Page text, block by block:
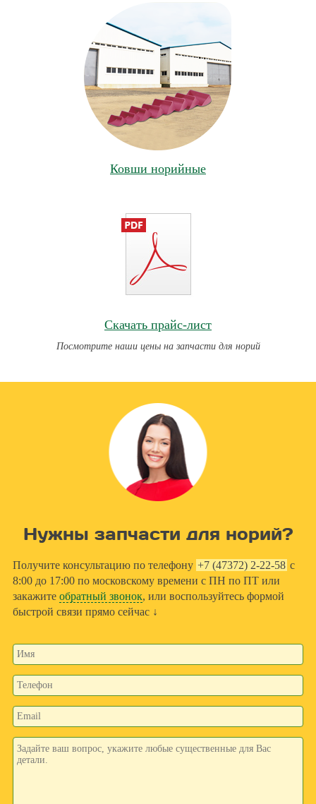
Ковши норийные
Скачать прайс-лист
Посмотрите наши цены на запчасти для норий
Нужны запчасти для норий?
Получите консультацию по телефону +7 (47372) 2-22-58 с
8:00 до 17:00 по московскому времени с ПН по ПТ или
закажите обратный звонок, или воспользуйтесь формой
быстрой связи прямо сейчас ↓